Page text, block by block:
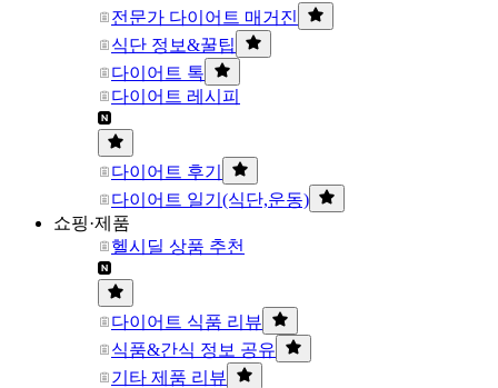
전문가 다이어트 매거진
식단 정보&꿀팁
다이어트 톡
다이어트 레시피
다이어트 후기
다이어트 일기(식단,운동)
쇼핑·제품
헬시딜 상품 추천
다이어트 식품 리뷰
식품&간식 정보 공유
기타 제품 리뷰